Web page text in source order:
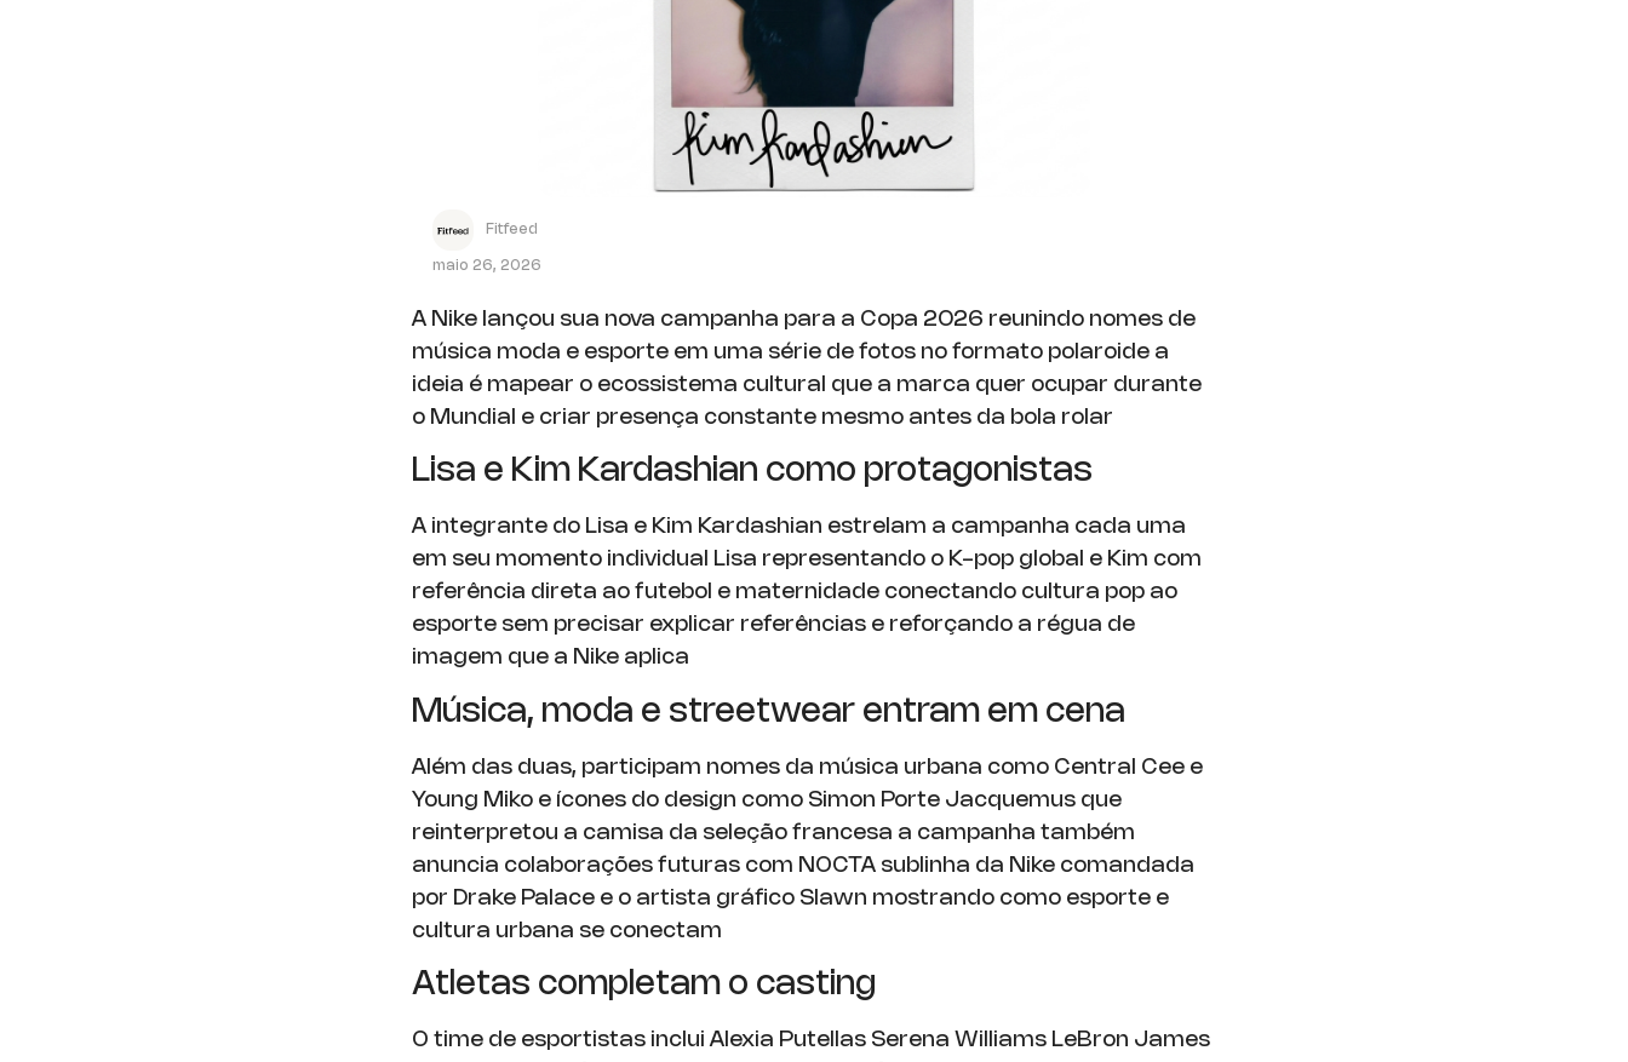
Fitfeed
maio 26, 2026
A Nike lançou sua nova campanha para a Copa 2026 reunindo nomes de
música moda e esporte em uma série de fotos no formato polaroide a
ideia é mapear o ecossistema cultural que a marca quer ocupar durante
o Mundial e criar presença constante mesmo antes da bola rolar
Lisa e Kim Kardashian como protagonistas
A integrante do Lisa e Kim Kardashian estrelam a campanha cada uma
em seu momento individual Lisa representando o K-pop global e Kim com
referência direta ao futebol e maternidade conectando cultura pop ao
esporte sem precisar explicar referências e reforçando a régua de
imagem que a Nike aplica
Música, moda e streetwear entram em cena
Além das duas, participam nomes da música urbana como Central Cee e
Young Miko e ícones do design como Simon Porte Jacquemus que
reinterpretou a camisa da seleção francesa a campanha também
anuncia colaborações futuras com NOCTA sublinha da Nike comandada
por Drake Palace e o artista gráfico Slawn mostrando como esporte e
cultura urbana se conectam
Atletas completam o casting
O time de esportistas inclui Alexia Putellas Serena Williams LeBron James